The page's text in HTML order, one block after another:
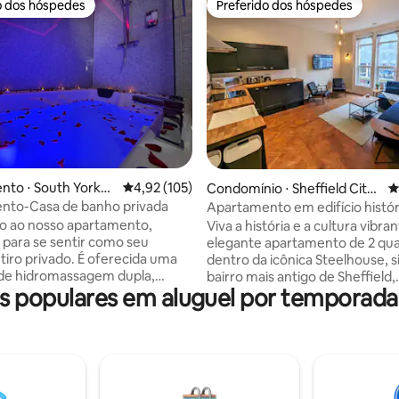
de 5, 28 avaliações
dos hóspedes
dos hóspedes
⋅ South Yorksh
4,92 de uma avaliação média de 5, 105
4,92 (105)
Casa de banho privada
ao nosso apartamento,
se sentir como seu
É oferecida uma
hidromassagem dupla,
privada e perfeita para uma
de spa. Além disso,
cama de casal, TV inteligente
Preferido dos hóspedes
Preferido dos hóspedes
Condomínio ⋅ Sheffield City
Centre
Apartamento em edifício
Castlegate, centro da cidade
Viva a história e a cultura
elegante apartamento de 2
dentro da icônica Steelhouse,
bairro mais antigo de Sheffield,
Castlegate. A localização central do
apartamento significa que você
principais locais de
cidade, incluindo o renomado
populares em aluguel por